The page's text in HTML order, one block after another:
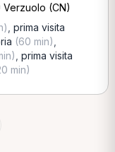
Verzuolo (CN)
prima visita
(60 min)
prima visita
min)